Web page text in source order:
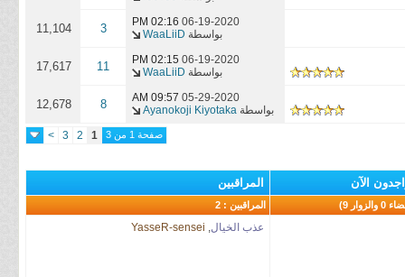
06-19-2020
02:16 PM
بواسطة WaaLiiD
3
11,104
06-19-2020
02:15 PM
بواسطة WaaLiiD
11
17,617
05-29-2020
09:57 AM
بواسطة Ayanokoji Kiyotaka
8
12,678
صفحة 1 من 3 1
2
3
>
الآن المراقبين
المراقبين : 2
عذب الخيال,
YasseR-sensei